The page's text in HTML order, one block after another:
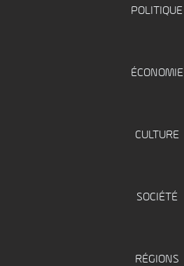
POLITIQUE
ÉCONOMIE
CULTURE
SOCIÉTÉ
RÉGIONS